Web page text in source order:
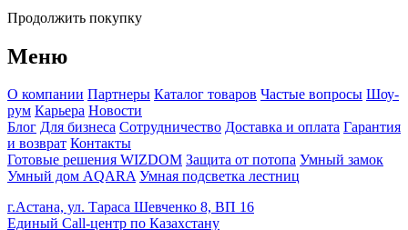
Продолжить покупку
Меню
О компании Партнеры Каталог товаров Частые вопросы Шоу-
рум Карьера Новости
Блог Для бизнеса Сотрудничество Доставка и оплата Гарантия
и возврат Контакты
Готовые решения WIZDOM Защита от потопа Умный замок
Умный дом AQARA Умная подсветка лестниц
г.Астана, ул. Тараса Шевченко 8, ВП 16
Единый Call-центр по Казахстану